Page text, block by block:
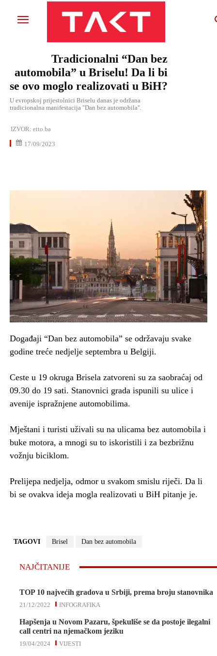
Tradicionalni “Dan bez
automobila” u Briselu! Da li bi
se ovo moglo realizovati u BiH?
U evropskoj prijestolnici Briselu danas je održana
tradicionalna manifestacija "Dan bez automobila".
IZVOR: etto.ba
17/09/2023
Događaji “Dan bez automobila” se održavaju svake
godine treće nedjelje septembra u Belgiji.
Ceste u 19 okruga Brisela zatvoreni su za saobraćaj od
09.30 do 19 sati. Stanovnici grada ispunili su ulice i
avenije ispražnjene automobilima.
Mještani i turisti uživali su na ulicama bez automobila i
buke motora, a mnogi su to iskoristili i za bezbrižnu
vožnju biciklom.
Prelijepa nedjelja, odmor u svakom smislu riječi. Da li
bi se ovakva ideja mogla realizovati u BiH pitanje je.
TAGOVI Brisel Dan bez automobila
NAJČITANIJE
TOP 10 najvećih gradova u Srbiji, prema broju stanovnika
INFOGRAFIKA
21/12/2022
Hapšenja u Novom Pazaru, špekuliše se da postoje ilegalni
call centri na njemačkom jeziku
VIJESTI
19/04/2024